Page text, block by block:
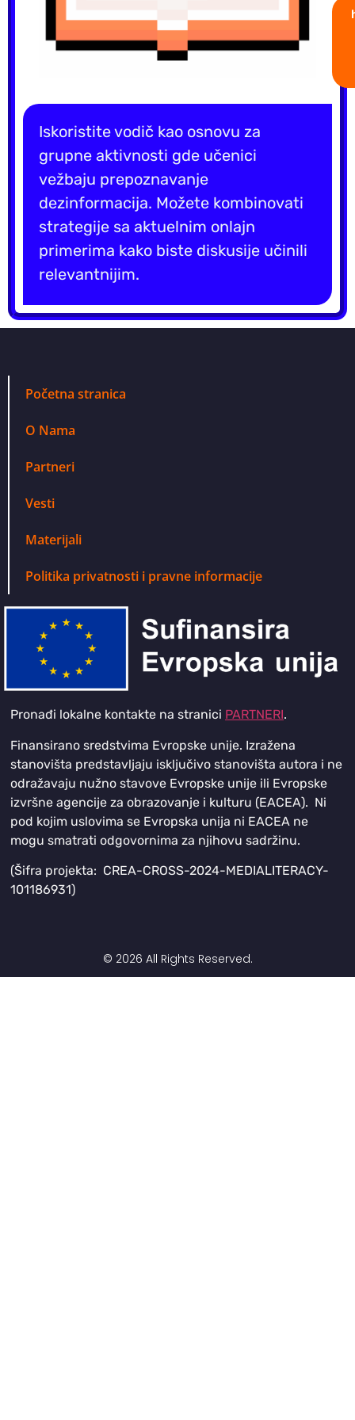
Iskoristite vodič kao osnovu za
grupne aktivnosti gde učenici
vežbaju prepoznavanje
dezinformacija. Možete kombinovati
strategije sa aktuelnim onlajn
primerima kako biste diskusije učinili
relevantnijim.
Početna stranica
O Nama
Partneri
Vesti
Materijali
Politika privatnosti i pravne informacije
Pronađi lokalne kontakte na stranici PARTNERI.
Finansirano sredstvima Evropske unije. Izražena
stanovišta predstavljaju isključivo stanovišta autora i ne
odražavaju nužno stavove Evropske unije ili Evropske
izvršne agencije za obrazovanje i kulturu (EACEA). Ni
pod kojim uslovima se Evropska unija ni EACEA ne
mogu smatrati odgovornima za njihovu sadržinu.
(Šifra projekta: CREA-CROSS-2024-MEDIALITERACY-
101186931)
© 2026 All Rights Reserved.